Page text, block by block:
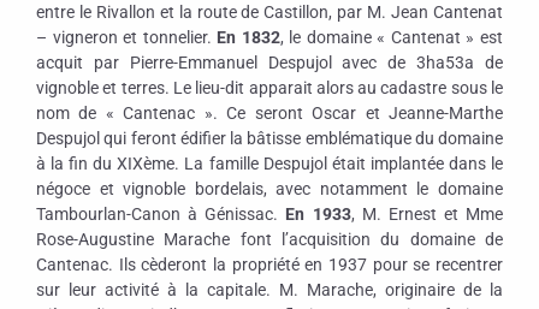
entre le Rivallon et la route de Castillon, par M. Jean Cantenat
– vigneron et tonnelier. En 1832, le domaine « Cantenat » est
acquit par Pierre-Emmanuel Despujol avec de 3ha53a de
vignoble et terres. Le lieu-dit apparait alors au cadastre sous le
nom de « Cantenac ». Ce seront Oscar et Jeanne-Marthe
Despujol qui feront édifier la bâtisse emblématique du domaine
à la fin du XIXème. La famille Despujol était implantée dans le
négoce et vignoble bordelais, avec notamment le domaine
Tambourlan-Canon à Génissac. En 1933, M. Ernest et Mme
Rose-Augustine Marache font l’acquisition du domaine de
Cantenac. Ils cèderont la propriété en 1937 pour se recentrer
sur leur activité à la capitale. M. Marache, originaire de la